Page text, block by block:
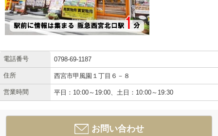
電話番号 0798-69-1187
住所 西宮市甲風園１丁目６－８
営業時間 平日：10:00～19:00、土日：10:00～19:30
お問い合わせ